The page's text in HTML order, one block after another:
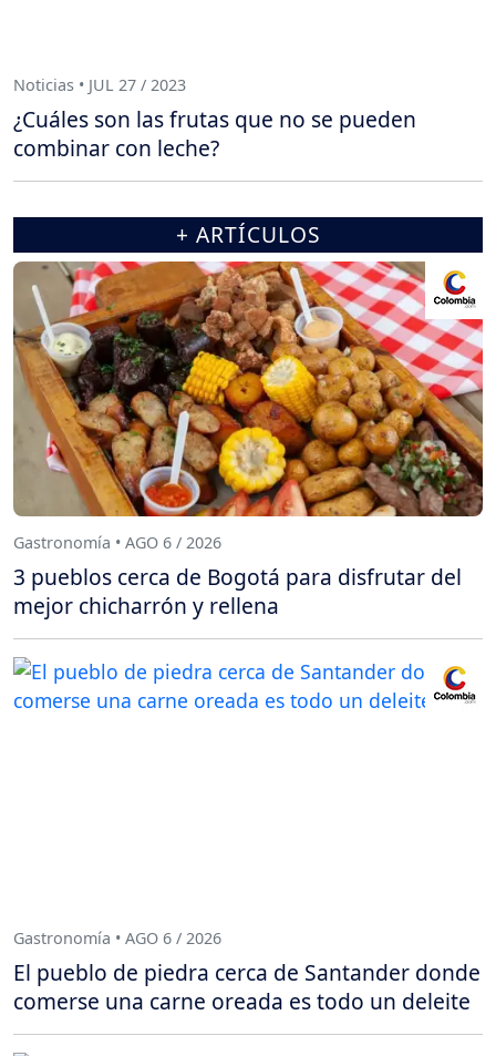
Noticias • JUL 27 / 2023
¿Cuáles son las frutas que no se pueden
combinar con leche?
+ ARTÍCULOS
Gastronomía • AGO 6 / 2026
3 pueblos cerca de Bogotá para disfrutar del
mejor chicharrón y rellena
Gastronomía • AGO 6 / 2026
El pueblo de piedra cerca de Santander donde
comerse una carne oreada es todo un deleite